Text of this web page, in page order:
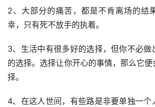
2、大部分的痛苦，都是不肯离场的结
幸，只有死不放手的执着。
3、生活中有很多好的选择，但你不必做
的选择。选择让你开心的事情，那么它
择。
4、在这人世间，有些路是非要单独一个